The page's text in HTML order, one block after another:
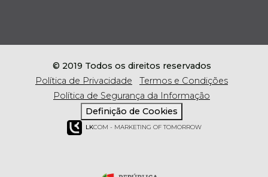
© 2019 Todos os direitos reservados
Política de Privacidade
Termos e Condições
Política de Segurança da Informação
Definição de Cookies
LKCOM - MARKETING OF TOMORROW